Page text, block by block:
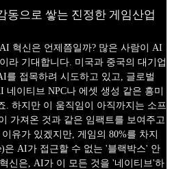
동으로 쌓는 진정한 게임산업
혁신은 언제쯤일까? 많은 사람이 AI
라 기대합니다. 미국과 중국의 대기업
를 접목하려 시도하고 있고, 글로벌
이티브 NPC나 에셋 생성 같은 흥미
. 하지만 이 움직임이 아직까지는 소프
가져온 것과 같은 임팩트를 보여주고
유가 있겠지만, 게임의 80%를 차지
은 AI가 접근할 수 없는 '블랙박스' 안
신은, AI가 이 모든 것을 '네이티브'하